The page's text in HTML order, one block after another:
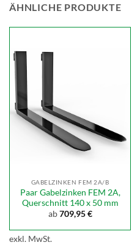
ÄHNLICHE PRODUKTE
GABELZINKEN FEM 2A/B
Paar Gabelzinken FEM 2A,
Querschnitt 140 x 50 mm
ab709,95€
exkl. MwSt.